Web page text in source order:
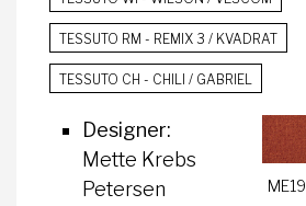
TESSUTO RM - REMIX 3 / KVADRAT
TESSUTO CH - CHILI / GABRIEL
Designer:
Mette Krebs
Petersen
ME19